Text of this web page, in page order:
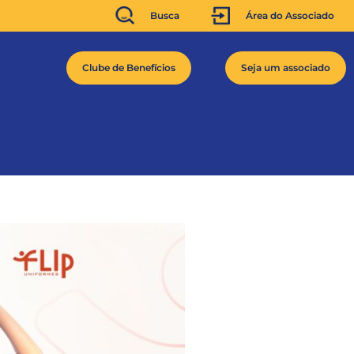
Busca Área do Associado
Clube de Benefícios Seja um associado